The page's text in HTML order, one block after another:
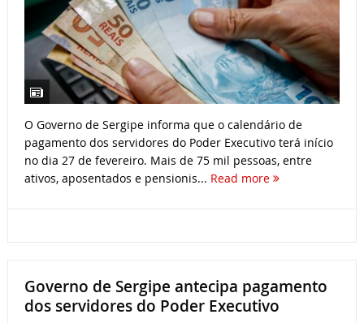
O Governo de Sergipe informa que o calendário de
pagamento dos servidores do Poder Executivo terá início
no dia 27 de fevereiro. Mais de 75 mil pessoas, entre
ativos, aposentados e pensionis... Read more
Governo de Sergipe antecipa pagamento
dos servidores do Poder Executivo